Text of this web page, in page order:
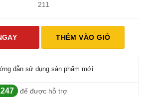
211
Đo Độ Nghiêng - Cân Bằng Nivo 2000mm
THÊM VÀO GIỎ
dẫn sử dụng sản phẩm mới
để được hỗ trợ